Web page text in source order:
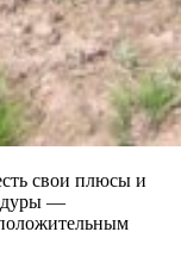
свои плюсы и
—